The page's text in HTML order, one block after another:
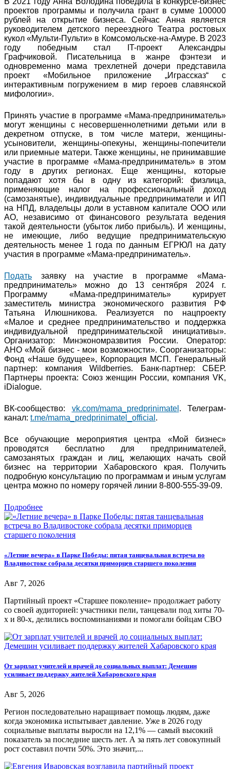
проектов программы и получила грант в сумме 100000
рублей на открытие бизнеса. Сейчас Анна является
руководителем детского переездного Театра ростовых
кукол «Мульти-Пульти» в Комсомольске-на-Амуре. В 2023
году победным стал IT-проект Александры
Графчиковой. Писательница в жанре фэнтези и
одновременно мама трехлетней дочери представила
проект «Мобильное приложение „Играссказ“ с
интерактивным погружением в мир героев славянской
мифологии».
Принять участие в программе «Мама-предприниматель»
могут женщины с несовершеннолетними детьми или в
декретном отпуске, в том числе матери, женщины-
усыновители, женщины-опекуны, женщины-попечители
или приемные матери. Также женщины, не принимавшие
участие в программе «Мама-предприниматель» в этом
году в других регионах. Еще женщины, которые
попадают хотя бы в одну из категорий: физлица,
применяющие налог на профессиональный доход
(самозанятые), индивидуальные предприниматели и ИП
на НПД, владельцы доли в уставном капитале ООО или
АО, независимо от финансового результата ведения
такой деятельности (убыток либо прибыль). И женщины,
не имеющие, либо ведущие предпринимательскую
деятельность менее 1 года по данным ЕГРЮЛ на дату
участия в программе «Мама-предприниматель».
Подать заявку на участие в программе «Мама-
предприниматель» можно до 13 сентября 2024 г.
Программу «Мама-предприниматель» курирует
заместитель министра экономического развития РФ
Татьяна Илюшникова. Реализуется по нацпроекту
«Малое и среднее предпринимательство и поддержка
индивидуальной предпринимательской инициативы».
Организатор: Минэкономразвития России. Оператор:
АНО «Мой бизнес - мои возможности». Соорганизаторы:
Фонд «Наше будущее», Корпорация МСП. Генеральный
партнер: компания Wildberries. Банк-партнер: СБЕР.
Партнеры проекта: Союз женщин России, компания VK,
iDialogue.
ВК-сообщество: vk.com/mama_predprinimatel . Телеграм-
канал: t.me/mama_predprinimatel_official .
Все обучающие мероприятия центра «Мой бизнес»
проводятся бесплатно для предпринимателей,
самозанятых граждан и лиц, желающих начать свой
бизнес на территории Хабаровского края. Получить
подробную консультацию по программам и иным услугам
центра можно по номеру горячей линии 8-800-555-39-09.
Подробнее
«Летние вечера» в Парке Победы: пятая танцевальная встреча во
Владивостоке собрала десятки приморцев старшего поколения
Авг 7, 2026
Партийный проект «Старшее поколение» продолжает работу
со своей аудиторией: участники пели, танцевали под хиты 70-
х и 80-х, делились воспоминаниями и помогали бойцам СВО
От зарплат учителей и врачей до социальных выплат: Демешин
усиливает поддержку жителей Хабаровского края
Авг 5, 2026
Регион последовательно наращивает помощь людям, даже
когда экономика испытывает давление. Уже в 2026 году
социальные выплаты выросли на 12,1% — самый высокий
показатель за последние шесть лет. А за пять лет совокупный
рост составил почти 50%. Это значит,...